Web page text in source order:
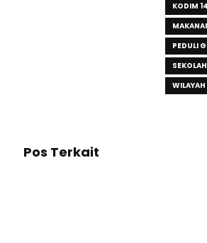
KODIM
PEDULI
SEKOLAH
Pos Terkait